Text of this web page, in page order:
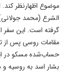
موضوع اظهارنظر
الشرع (محمد
گرفته است. این سفر
مقامات روسی پس
حساب‌شده مسکو در
بشار اسد به روسیه